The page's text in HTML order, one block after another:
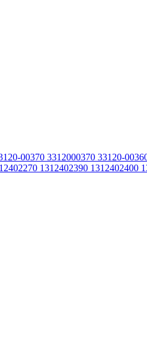
00370 3312000370 33120-
1312402390 1312402400